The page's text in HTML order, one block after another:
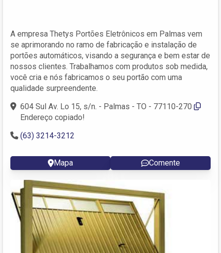
A empresa Thetys Portões Eletrônicos em Palmas vem
se aprimorando no ramo de fabricação e instalação de
portões automáticos, visando a segurança e bem estar de
nossos clientes. Trabalhamos com produtos sob medida,
você cria e nós fabricamos o seu portão com uma
qualidade surpreendente.
604 Sul Av. Lo 15, s/n. - Palmas - TO - 77110-270
Endereço copiado!
(63) 3214-3212
Mapa Comente